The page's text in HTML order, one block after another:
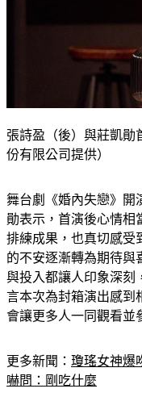
張詩盈（後）與莊凱勛
份有限公司提供）
舞台劇《婚內失戀》開
勛表示，首演後心情相
排練成果，也真切感受
的不安逐漸轉為期待與
與投入都讓人印象深刻
言本次為封箱演出感到
會讓更多人一同觀看並
更多新聞： 瓊瑤女神爆
嚇問：剛吃什麼